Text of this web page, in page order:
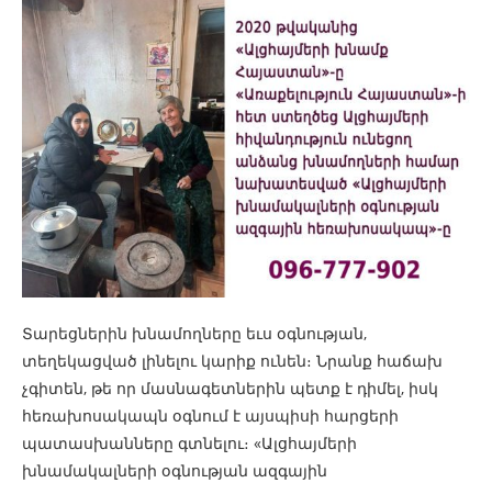
Տարեցներին խնամողները եւս օգնության,
տեղեկացված լինելու կարիք ունեն։ Նրանք հաճախ
չգիտեն, թե որ մասնագետներին պետք է դիմել, իսկ
հեռախոսակապն օգնում է այսպիսի հարցերի
պատասխանները գտնելու։ «Ալցհայմերի
խնամակալների օգնության ազգային